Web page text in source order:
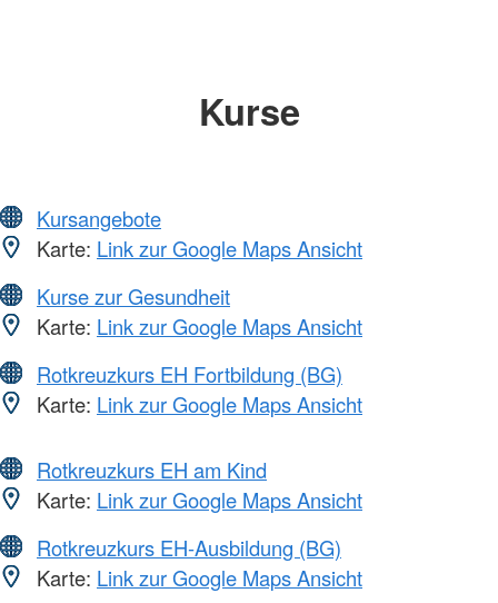
Kurse
Kursangebote
Karte: Link zur Google Maps Ansicht
Kurse zur Gesundheit
Karte: Link zur Google Maps Ansicht
Rotkreuzkurs EH Fortbildung (BG)
Karte: Link zur Google Maps Ansicht
Rotkreuzkurs EH am Kind
Karte: Link zur Google Maps Ansicht
Rotkreuzkurs EH-Ausbildung (BG)
Karte: Link zur Google Maps Ansicht